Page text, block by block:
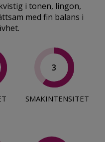
i tonen, lingon,
med fin balans i
3
SMAKINTENSITET